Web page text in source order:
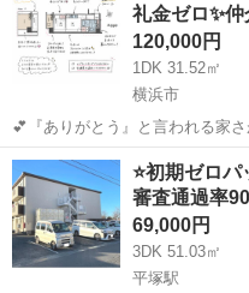
礼金ゼロ✨
120,000円
1DK 31.52㎡
横浜市
💕『ありがとう』と言われる家さがし
金０円 ⭐️仲介手数料０円 ⭐️フリ
になったらお気に入りボタン
神奈川 横浜市 マンション
⭐️初期ゼロ
審査通過率
69,000円
3DK 51.03㎡
平塚駅